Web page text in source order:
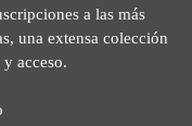
a las más
una extensa colección
acceso.